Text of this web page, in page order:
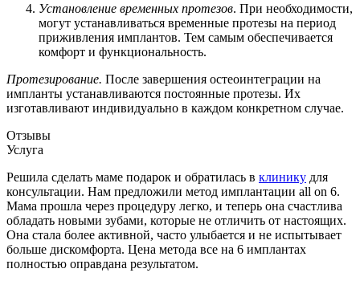
Установление временных протезов. При необходимости,
могут устанавливаться временные протезы на период
приживления имплантов. Тем самым обеспечивается
комфорт и функциональность.
Протезирование. После завершения остеоинтеграции на
импланты устанавливаются постоянные протезы. Их
изготавливают индивидуально в каждом конкретном случае.
Отзывы
Услуга
Решила сделать маме подарок и обратилась в клинику для
консультации. Нам предложили метод имплантации all on 6.
Мама прошла через процедуру легко, и теперь она счастлива
обладать новыми зубами, которые не отличить от настоящих.
Она стала более активной, часто улыбается и не испытывает
больше дискомфорта. Цена метода все на 6 имплантах
полностью оправдана результатом.